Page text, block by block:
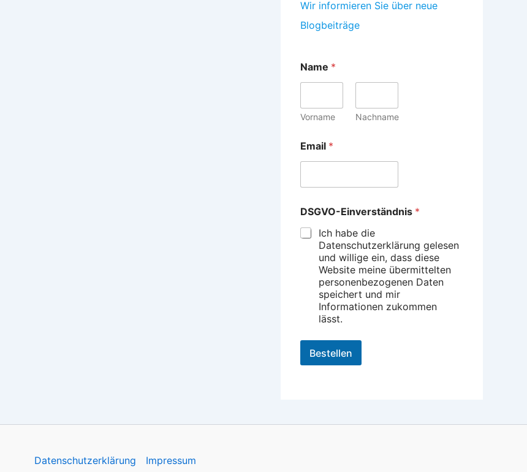
Wir informieren Sie über neue
Blogbeiträge
m
a
l
N
m
e
*
Name *
Vorname Nachname
Email *
DSGVO-Einverständnis *
Ich habe die
Datenschutzerklärung gelesen
und willige ein, dass diese
Website meine übermittelten
personenbezogenen Daten
speichert und mir
Informationen zukommen
lässt.
Bestellen
Datenschutzerklärung Impressum